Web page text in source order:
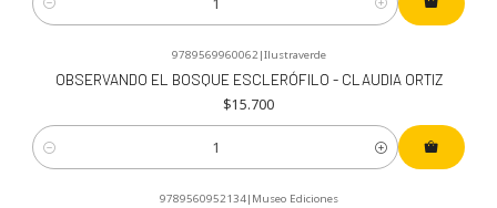
Cantidad
9789569960062|Ilustraverde
OBSERVANDO EL BOSQUE ESCLERÓFILO - CLAUDIA ORTIZ
$15.700
Cantidad
9789560952134| Museo Ediciones